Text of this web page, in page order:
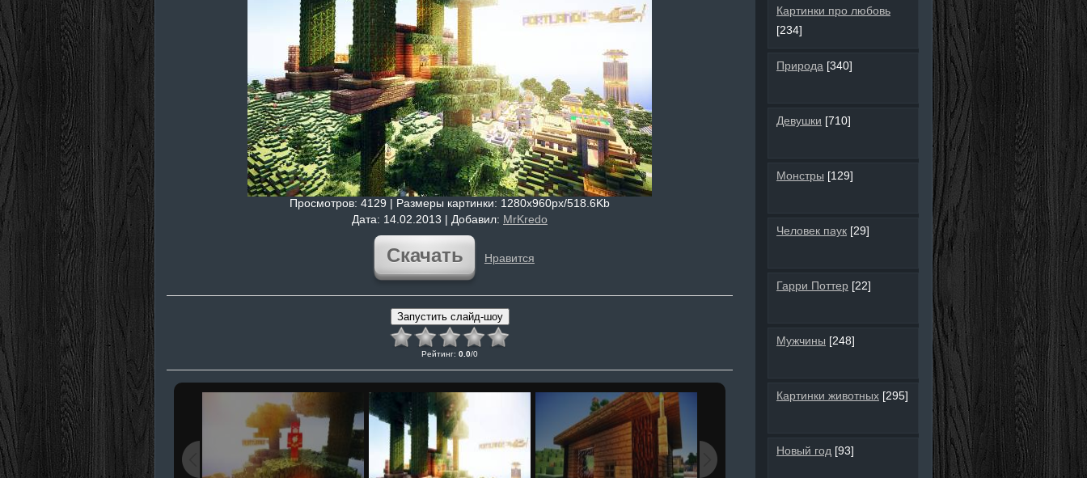
Просмотров: 4129 | Размеры картинки: 1280x960px/518.6Kb
Дата: 14.02.2013 | Добавил: MrKredo
Скачать Нравится
Рейтинг: 0.0/0
Картинки про любовь
[234]
Природа [340]
Девушки [710]
Монстры [129]
Человек паук [29]
Гарри Поттер [22]
Мужчины [248]
Картинки животных [295]
Новый год [93]